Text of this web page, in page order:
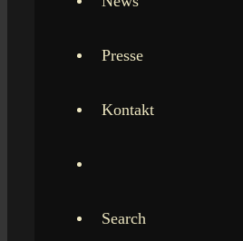
Presse
Kontakt
Search